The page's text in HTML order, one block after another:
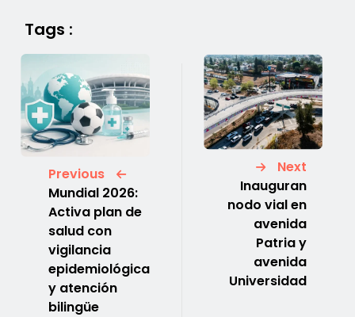
Tags :
Previous
Mundial 2026:
Activa plan de
salud con
vigilancia
epidemiológica
y atención
bilingüe
Next
Inauguran
nodo vial en
avenida
Patria y
avenida
Universidad